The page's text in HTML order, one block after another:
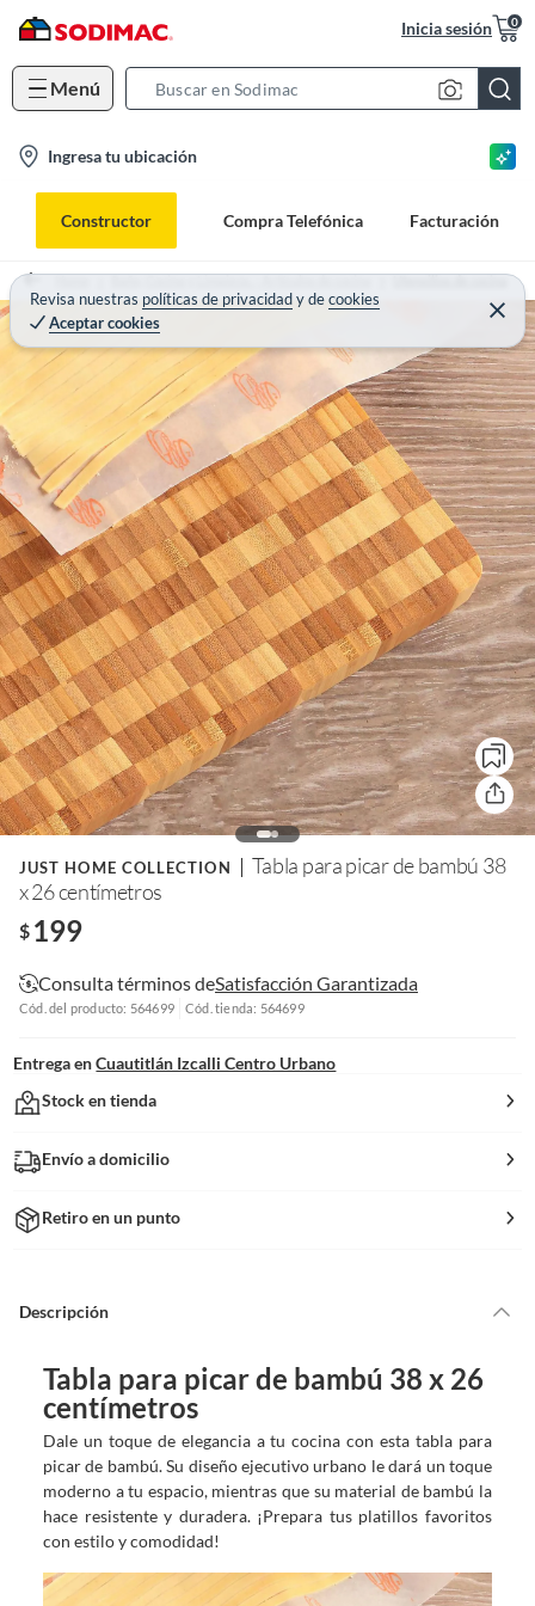
Inicia sesión 0
Menú
c
B
a
n
i
c
o
n
Ingresa tu ubicación
Constructor Compra Telefónica Facturación
Revisa nuestras políticas de privacidadydecookies
Aceptar cookies
Home Baño, Cocina y Limpieza. - Artículos de cocina Utensilios de cocina
JUST HOME COLLECTION
Tabla para picar de bambú 38
x 26 centímetros
$ 199
Consulta términos deSatisfacción Garantizada
Cód. del producto: 564699 Cód. tienda: 564699
Entrega en Cuautitlán Izcalli Centro Urbano
Stock en tienda
Envío a domicilio
Retiro en un punto
Descripción
Tabla para picar de bambú 38 x 26
centímetros
Dale un toque de elegancia a tu cocina con esta tabla para
picar de bambú. Su diseño ejecutivo urbano le dará un toque
moderno a tu espacio, mientras que su material de bambú la
hace resistente y duradera. ¡Prepara tus platillos favoritos
con estilo y comodidad!